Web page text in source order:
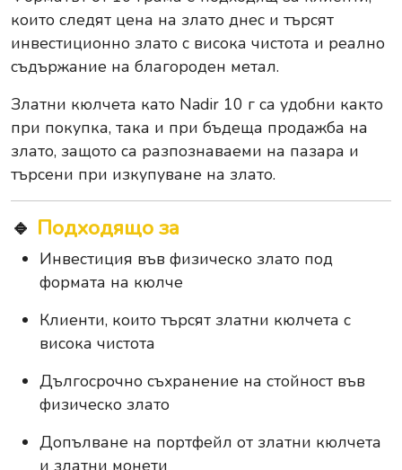
които следят цена на злато днес и търсят
инвестиционно злато с висока чистота и реално
съдържание на благороден метал.
Златни кюлчета като Nadir 10 г са удобни както
при покупка, така и при бъдеща продажба на
злато, защото са разпознаваеми на пазара и
търсени при изкупуване на злато.
🔹 Подходящо за
Инвестиция във физическо злато под
формата на кюлче
Клиенти, които търсят златни кюлчета с
висока чистота
Дългосрочно съхранение на стойност във
физическо злато
Допълване на портфейл от златни кюлчета
и златни монети